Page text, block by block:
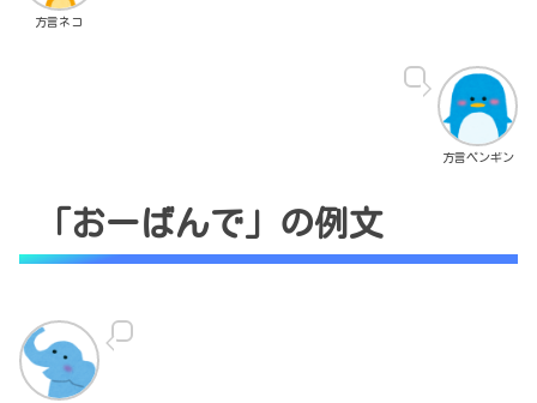
方言ネコ
方言ペンギン
「おーばんで」の例文